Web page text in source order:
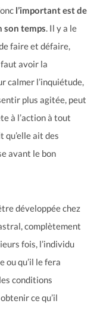
l’important est de
son temps. Il y a le
faire et défaire,
faut avoir la
calmer l’inquiétude,
plus agitée, peut
à l’action à tout
qu’elle ait des
avant le bon
développée chez
complètement
fois, l’individu
ou qu’il le fera
conditions
ce qu’il